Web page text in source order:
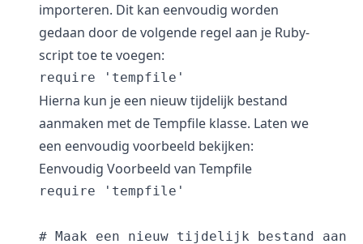
importeren. Dit kan eenvoudig worden
gedaan door de volgende regel aan je Ruby-
script toe te voegen:
require 'tempfile'
Hierna kun je een nieuw tijdelijk bestand
aanmaken met de Tempfile klasse. Laten we
een eenvoudig voorbeeld bekijken:
Eenvoudig Voorbeeld van Tempfile
require 'tempfile'
# Maak een nieuw tijdelijk bestand aan